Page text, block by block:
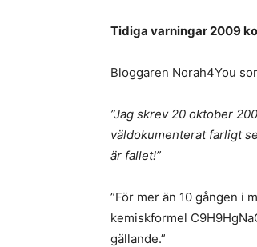
Tidiga varningar 2009
Bloggaren Norah4You
”Jag skrev 20 oktober
väldokumenterat farligt
är fallet!”
”För mer än 10 gången i
kemiskformel
gällande.”